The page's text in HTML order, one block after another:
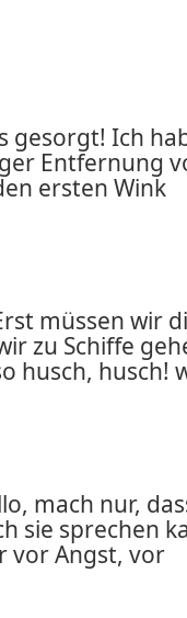
gesorgt! Ich
Entfernung
ersten Wink
müssen wir
zu Schiffe
husch, husch!
mach nur,
sie sprechen
vor Angst, vor